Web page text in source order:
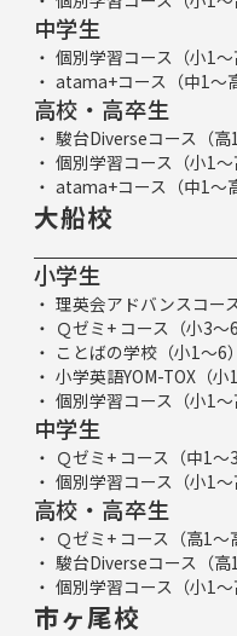
中学生
個別学習コース（小1～
atama+コース（中1～
高校・高卒生
駿台Diverseコース（高
個別学習コース（小1～
atama+コース（中1～
大船校
小学生
理英会アドバンスコー
Ｑゼミ+ コース（小3～6
ことばの学校（小1～6）
小学英語YOM-TOX（小1
個別学習コース（小1～
中学生
Ｑゼミ+ コース（中1～3
個別学習コース（小1～
高校・高卒生
Ｑゼミ+ コース（高1～
駿台Diverseコース（高
個別学習コース（小1～
市ヶ尾校